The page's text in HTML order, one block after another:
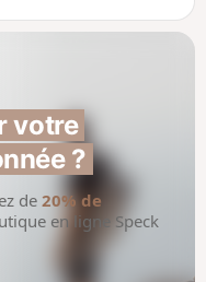
votre
?
de 20% de
en ligne Speck